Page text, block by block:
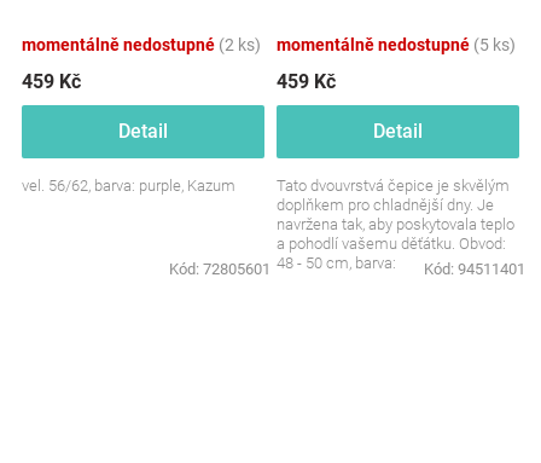
momentálně nedostupné (2 ks)
459 Kč
Detail
vel. 56/62, barva: purple, Kazum
Kód: 72805601
92/98
momentálně nedostupné (5 ks)
459 Kč
Detail
Tato dvouvrstvá čepice je skvělým
doplňkem pro chladnější dny. Je
navržena tak, aby poskytovala teplo
a pohodlí vašemu děťátku. Obvod:
48 - 50 cm, barva:
Kód: 94511401